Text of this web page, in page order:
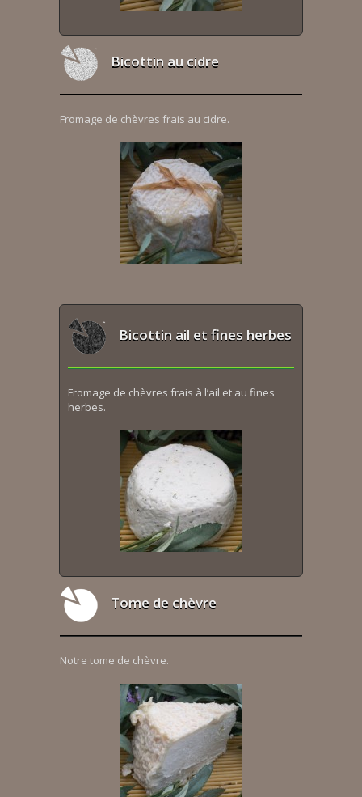
Bicottin au cidre
Fromage de chèvres frais au cidre.
Bicottin ail et fines herbes
Fromage de chèvres frais à l’ail et au fines
herbes.
Tome de chèvre
Notre tome de chèvre.